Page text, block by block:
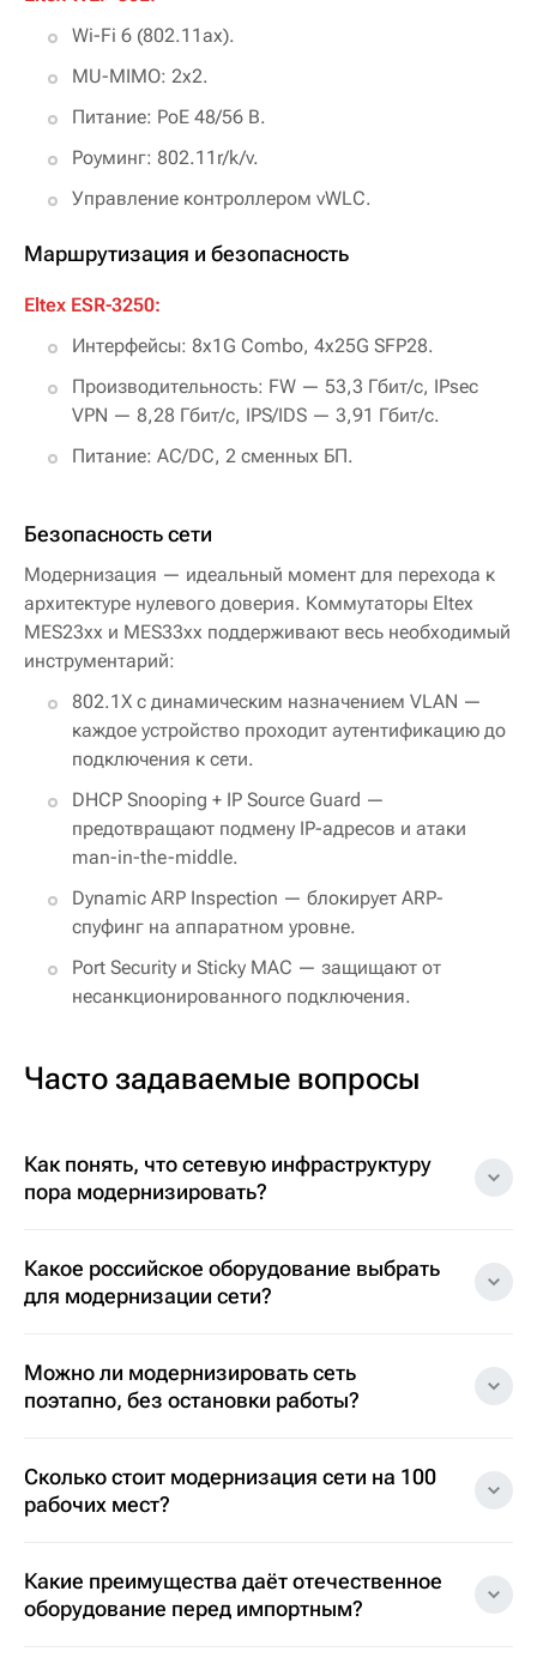
Wi-Fi 6 (802.11ax).
MU-MIMO: 2х2.
Питание: PoE 48/56 В.
Роуминг: 802.11r/k/v.
Управление контроллером vWLC.
Маршрутизация и безопасность
Eltex ESR-3250:
Интерфейсы: 8x1G Combo, 4x25G SFP28.
Производительность: FW — 53,3 Гбит/с, IPsec
VPN — 8,28 Гбит/с, IPS/IDS — 3,91 Гбит/с.
Питание: AC/DC, 2 сменных БП.
Безопасность сети
Модернизация — идеальный момент для перехода к
архитектуре нулевого доверия. Коммутаторы Eltex
MES23xx и MES33xx поддерживают весь необходимый
инструментарий:
802.1X с динамическим назначением VLAN —
каждое устройство проходит аутентификацию до
подключения к сети.
DHCP Snooping + IP Source Guard —
предотвращают подмену IP-адресов и атаки
man-in-the-middle.
Dynamic ARP Inspection — блокирует ARP-
спуфинг на аппаратном уровне.
Port Security и Sticky MAC — защищают от
несанкционированного подключения.
Часто задаваемые вопросы
Как понять, что сетевую инфраструктуру
пора модернизировать?
Какое российское оборудование выбрать
для модернизации сети?
Можно ли модернизировать сеть
поэтапно, без остановки работы?
Сколько стоит модернизация сети на 100
рабочих мест?
Какие преимущества даёт отечественное
оборудование перед импортным?